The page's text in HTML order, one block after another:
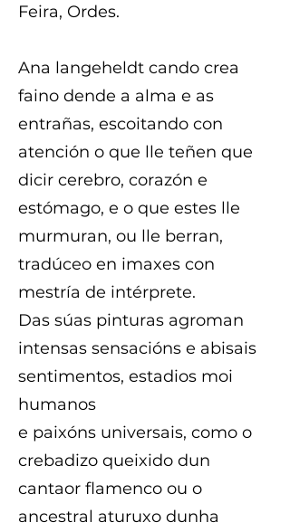
Feira, Ordes.
Ana langeheldt cando crea
faino dende a alma e as
entrañas, escoitando con
atención o que lle teñen que
dicir cerebro, corazón e
estómago, e o que estes lle
murmuran, ou lle berran,
tradúceo en imaxes con
mestría de intérprete.
Das súas pinturas agroman
intensas sensacións e abisais
sentimentos, estadios moi
humanos
e paixóns universais, como o
crebadizo queixido dun
cantaor flamenco ou o
ancestral aturuxo dunha